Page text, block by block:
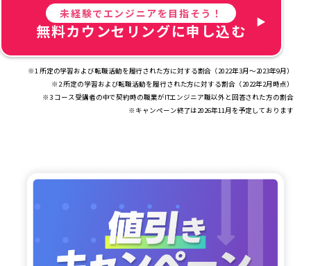
未経験でエンジニアを目指そう！
無料カウンセリングに申し込む
※1 所定の学習および転職活動を履行された方に対する割合（2022年3月～2023年9月）
※2 所定の学習および転職活動を履行された方に対する割合（2022年2月時点）
※3 コース受講者の中で契約時の職業がITエンジニア職以外と回答された方の割合
※キャンペーン終了は2026年11月を予定しております